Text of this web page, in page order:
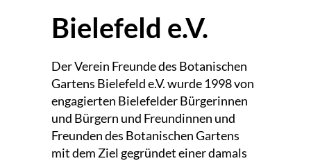
Bielefeld e.V.
Der Verein Freunde des Botanischen
Gartens Bielefeld e.V. wurde 1998 von
engagierten Bielefelder Bürgerinnen
und Bürgern und Freundinnen und
Freunden des Botanischen Gartens
mit dem Ziel gegründet einer damals